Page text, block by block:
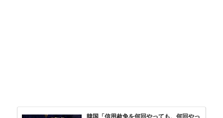
韓国「信用赦免を何回やっても、何回やっ